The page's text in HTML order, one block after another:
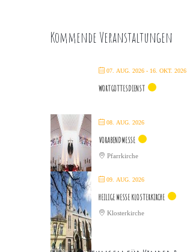
Kommende Veranstaltungen
07. AUG. 2026 - 16. OKT. 2026
WORTGOTTESDIENST
08. AUG. 2026
VORABENDMESSE
Pfarrkirche
09. AUG. 2026
HEILIGE MESSE KLOSTERKIRCHE
Klosterkirche